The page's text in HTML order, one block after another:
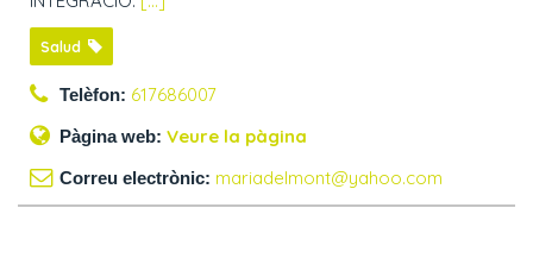
Salud
Telèfon: 617686007
Pàgina web: Veure la pàgina
Correu electrònic: mariadelmont@yahoo.com